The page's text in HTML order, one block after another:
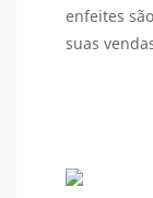
enfeites
suas